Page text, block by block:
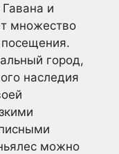
и
множество
город,
наследия
можно